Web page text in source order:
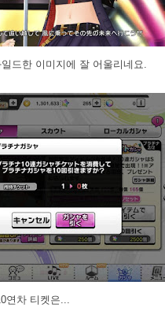
드한 이미지에 잘 어울리네요.
연차 티켓은...